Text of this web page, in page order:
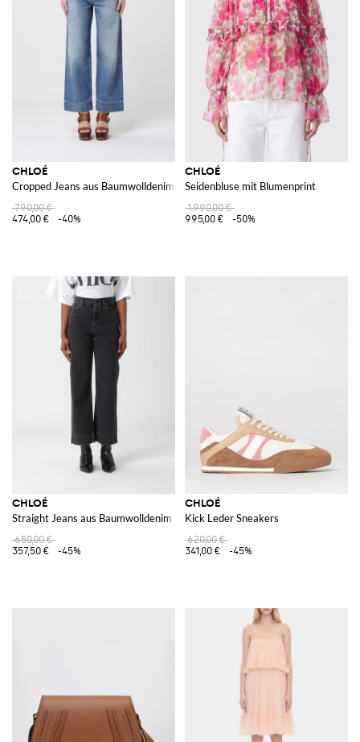
CHLOÉ
Cropped Jeans aus Baumwolldenim
790,00 €
474,00 €
-40%
CHLOÉ
Seidenbluse mit Blumenprint
1.990,00 €
995,00 €
-50%
CHLOÉ
Straight Jeans aus Baumwolldenim
650,00 €
357,50 €
-45%
CHLOÉ
Kick Leder Sneakers
620,00 €
341,00 €
-45%